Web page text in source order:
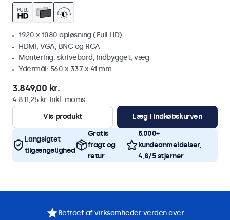
1920 x 1080 opløsning (Full HD)
HDMI, VGA, BNC og RCA
Montering: skrivebord, indbygget, væg
Ydermål: 560 x 337 x 41 mm
3.849,00 kr.
4.811,25 kr. inkl. moms
Vis produkt
Læg i indkøbskurven
Langsigtet
tilgængelighed
Gratis
fragt og
retur
5.000+
kundeanmeldelser,
4,8/5 stjerner
Betroet af virksomheder verden over